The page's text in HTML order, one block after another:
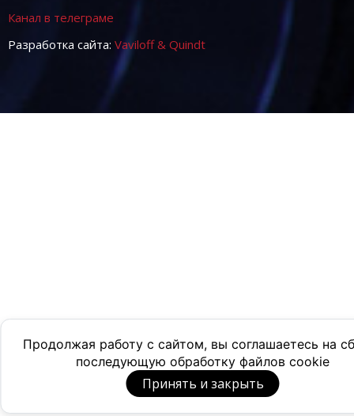
Продолжая работу с сайтом, вы соглашаетесь на
последующую обработку файлов cookie
Принять и закрыть
Канал в телеграме
Разработка сайта: Vaviloff & Quindt